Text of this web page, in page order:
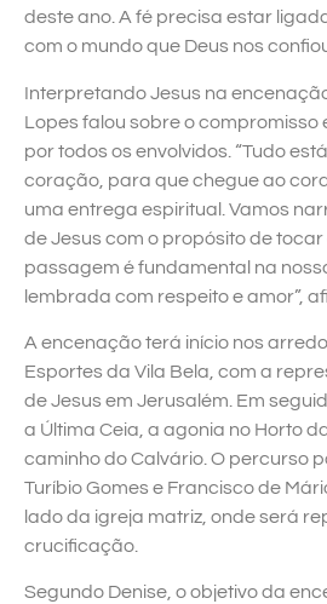
deste ano. A fé precisa estar
com o mundo que Deus nos
Interpretando Jesus na
Lopes falou sobre o compromisso
por todos os envolvidos. “Tudo
coração, para que chegue ao
uma entrega espiritual. Vamos
de Jesus com o propósito de tocar
passagem é fundamental na
lembrada com respeito e amor”,
A encenação terá início nos
Esportes da Vila Bela, com a
de Jesus em Jerusalém. Em
a Última Ceia, a agonia no Horto
caminho do Calvário. O percurso
Turíbio Gomes e Francisco de
lado da igreja matriz, onde será
crucificação.
Segundo Denise, o objetivo da